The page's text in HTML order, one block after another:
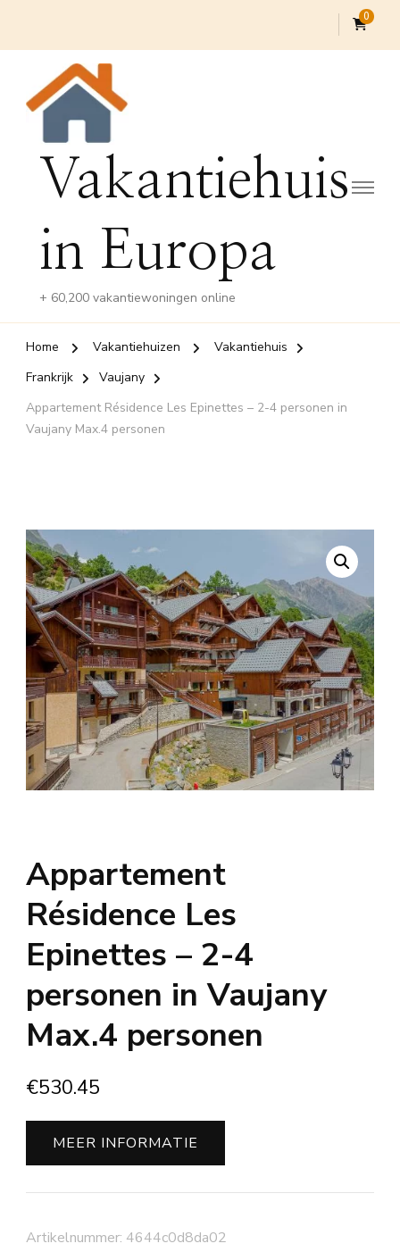
0
Vakantiehuis
in Europa
+ 60,200 vakantiewoningen online
Home Vakantiehuizen
Vakantiehuis
Frankrijk
Vaujany
Appartement Résidence Les Epinettes – 2-4 personen in
Vaujany Max.4 personen
Appartement
Résidence Les
Epinettes – 2-4
personen in Vaujany
Max.4 personen
€530.45
MEER INFORMATIE
Artikelnummer: 4644c0d8da02